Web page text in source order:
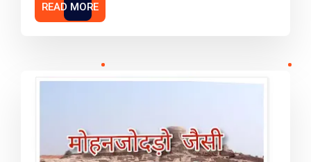
READ MORE